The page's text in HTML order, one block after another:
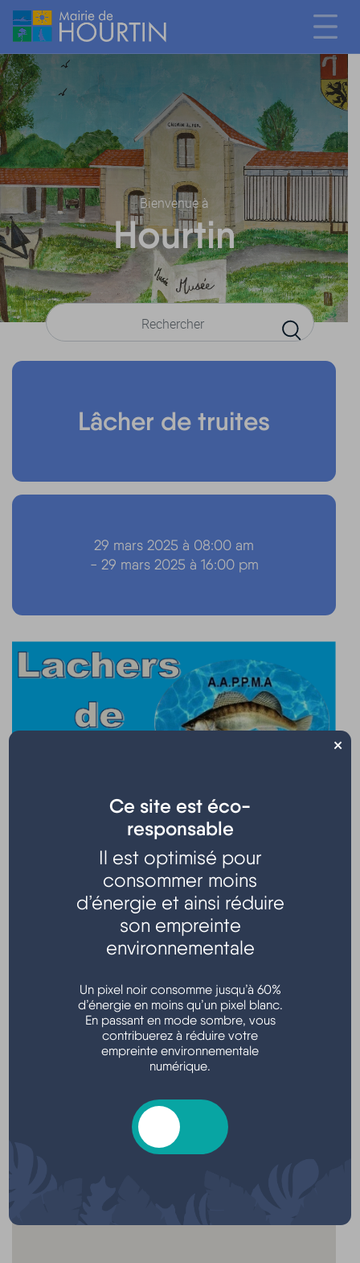
Bienvenue à
Hourtin
Lâcher de truites
29 mars 2025 à 08:00 am
- 29 mars 2025 à 16:00 pm
Organisé par le Sandre Hourtinais - A.A.P.P.M.A
De 8H00 à 16H00
Petite restauration sur place
Vente de teignes et de vers de terre
Etang - Maison de la chasse - Louley
Renseignements : 06 21 37 47 66
Localisation
6W83+J9 Hourtin, France
Ce site est éco-
responsable
Il est optimisé pour
consommer moins
d’énergie et ainsi réduire
son empreinte
environnementale
Un pixel noir consomme jusqu’à 60%
d’énergie en moins qu’un pixel blanc.
En passant en mode sombre, vous
contribuerez à réduire votre
empreinte environnementale
numérique.
×